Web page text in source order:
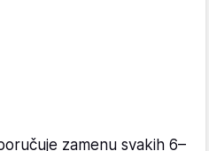
zamenu svakih 6–